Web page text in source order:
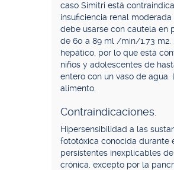
caso Simitri está
insuficiencia renal
debe usarse con cautela en
de 60 a 89 ml /min/1.73 m2.
hepático, por lo que está
niños y adolescentes de
entero con un vaso de
alimento.
Contraindicaciones.
Hipersensibilidad a las
fototóxica conocida durante
persistentes inexplicables
crónica, excepto por la